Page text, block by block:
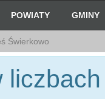
POWIATY GMINY
Świerkowo
liczbach